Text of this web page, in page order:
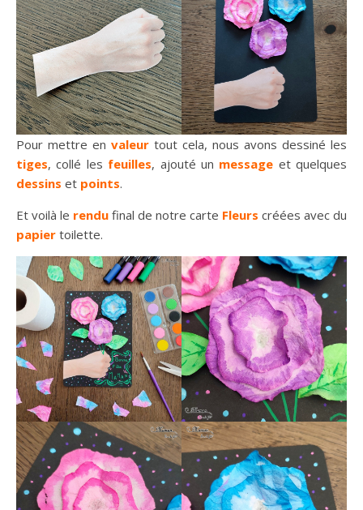
Pour mettre en valeur tout cela, nous avons dessiné les
tiges, collé les feuilles, ajouté un message et quelques
dessins et points.
Et voilà le rendu final de notre carte Fleurs créées avec du
papier toilette.